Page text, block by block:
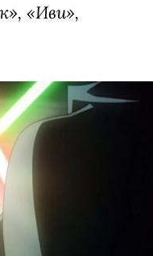
«Иви»,